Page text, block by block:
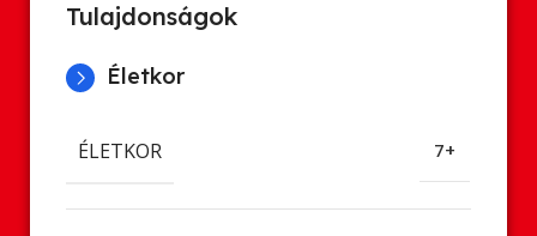
Tulajdonságok
Életkor
ÉLETKOR 7+